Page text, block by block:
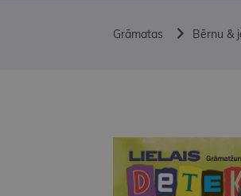
Grāmatas Bērnu &